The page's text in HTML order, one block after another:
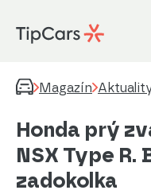
Magazín
Honda prý
NSX Type R.
zadokolka